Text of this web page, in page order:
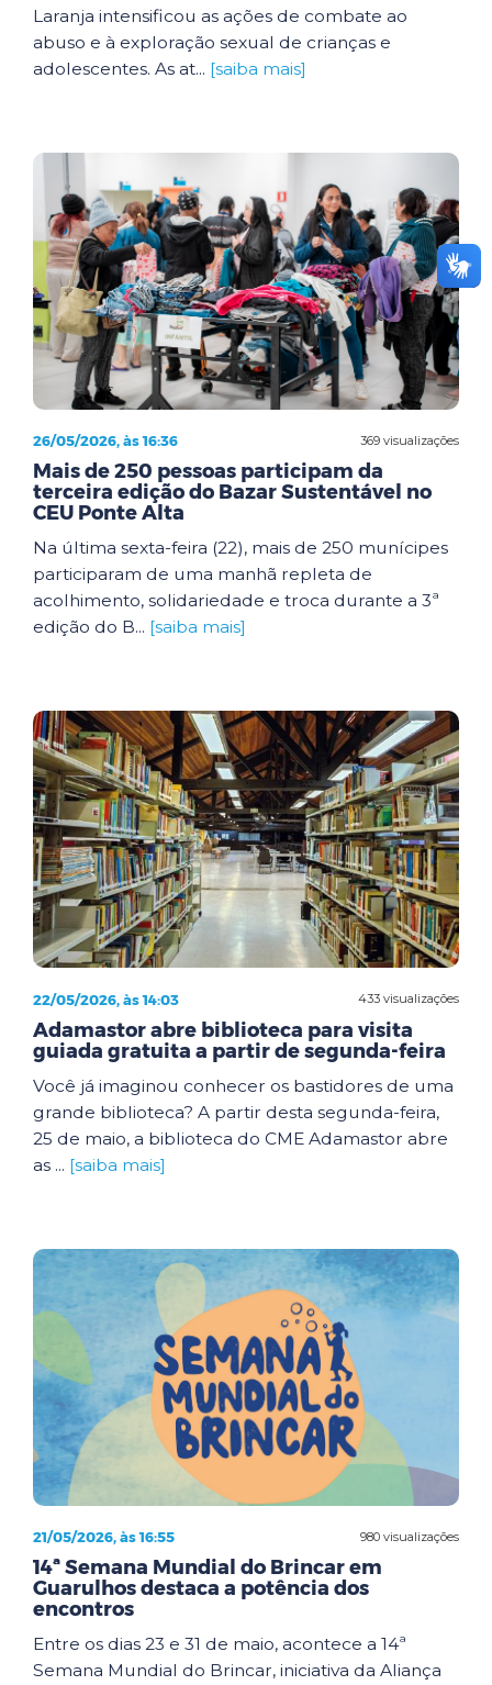
Laranja intensificou as ações de combate ao
abuso e à exploração sexual de crianças e
adolescentes. As at... [saiba mais]
369 visualizações
26/05/2026, às 16:36
Mais de 250 pessoas participam da
terceira edição do Bazar Sustentável no
CEU Ponte Alta
Na última sexta-feira (22), mais de 250 munícipes
participaram de uma manhã repleta de
acolhimento, solidariedade e troca durante a 3ª
edição do B... [saiba mais]
433 visualizações
22/05/2026, às 14:03
Adamastor abre biblioteca para visita
guiada gratuita a partir de segunda-feira
Você já imaginou conhecer os bastidores de uma
grande biblioteca? A partir desta segunda-feira,
25 de maio, a biblioteca do CME Adamastor abre
as ... [saiba mais]
980 visualizações
21/05/2026, às 16:55
14ª Semana Mundial do Brincar em
Guarulhos destaca a potência dos
encontros
Entre os dias 23 e 31 de maio, acontece a 14ª
Semana Mundial do Brincar, iniciativa da Aliança